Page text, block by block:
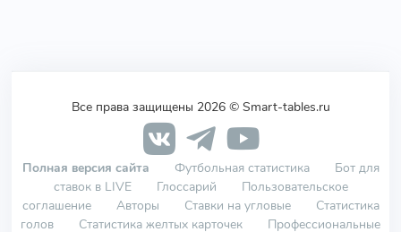
Все права защищены 2026 © Smart-tables.ru
Полная версия сайта Футбольная статистика
Бот для
ставок в LIVE
Глоссарий
Пользовательское
соглашение
Авторы Ставки на угловые
Статистика
голов
Статистика желтых карточек
Профессиональные